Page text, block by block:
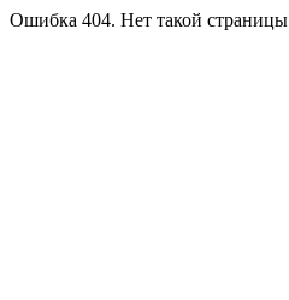
Ошибка 404. Нет такой страницы